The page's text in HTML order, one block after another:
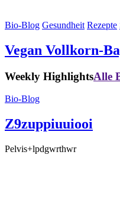
Bio-Blog Gesundheit Rezepte
Vegan Vollkorn-
Weekly HighlightsAlle
Bio-Blog
Z9zuppiuuiooi
Pelvis+lpdgwrthwr